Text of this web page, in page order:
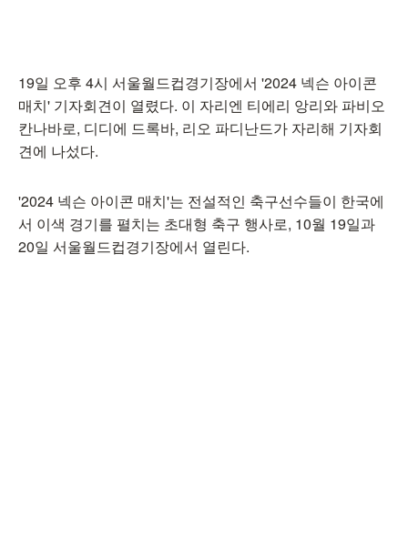
19일 오후 4시 서울월드컵경기장에서 '2024 넥슨 아이콘
매치' 기자회견이 열렸다. 이 자리엔 티에리 앙리와 파비오
칸나바로, 디디에 드록바, 리오 파디난드가 자리해 기자회
견에 나섰다.
'2024 넥슨 아이콘 매치'는 전설적인 축구선수들이 한국에
서 이색 경기를 펼치는 초대형 축구 행사로, 10월 19일과
20일 서울월드컵경기장에서 열린다.